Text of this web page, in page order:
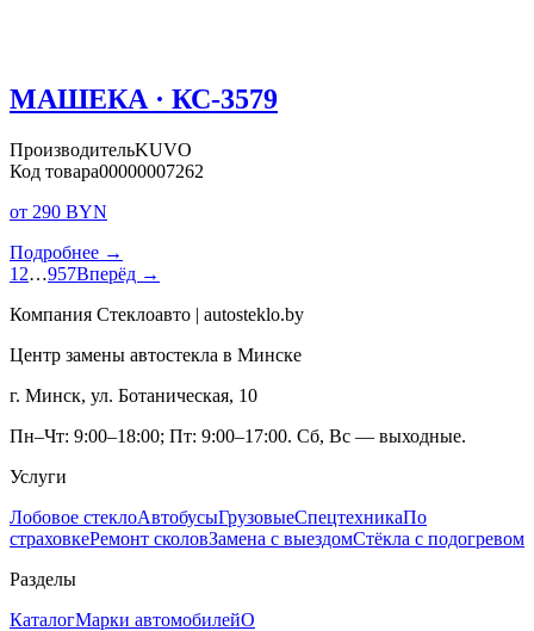
МАШЕКА · КС-3579
ПроизводительKUVO
Код товара00000007262
от 290 BYN
Подробнее →
1 2…957Вперёд →
Компания Стеклоавто | autosteklo.by
Центр замены автостекла в Минске
г. Минск, ул. Ботаническая, 10
Пн–Чт: 9:00–18:00; Пт: 9:00–17:00. Сб, Вс — выходные.
Услуги
Лобовое стеклоАвтобусыГрузовыеСпецтехникаПо
страховкеРемонт сколовЗамена с выездомСтёкла с подогревом
Разделы
КаталогМарки автомобилейО